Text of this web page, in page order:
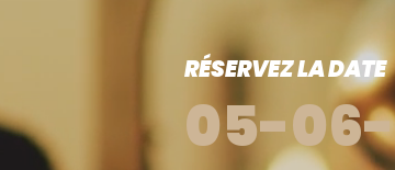
RÉSERVEZ LA DATE
05-06-